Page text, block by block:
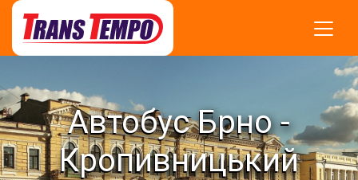
Автобус Брно -
Кропивницький